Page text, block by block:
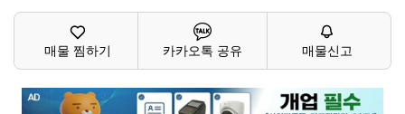
매물 찜하기 카카오톡 공유 매물신고